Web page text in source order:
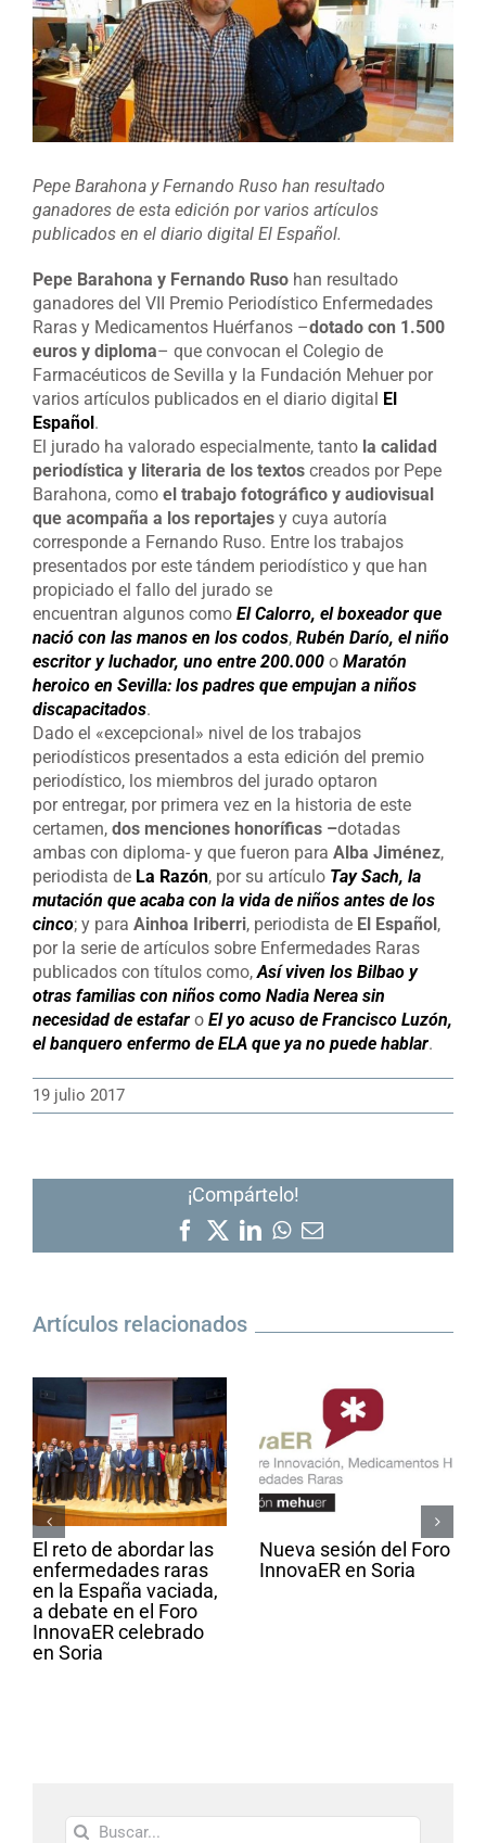
Pepe Barahona y Fernando Ruso han resultado
ganadores de esta edición por varios artículos
publicados en el diario digital El Español.
Pepe Barahona y Fernando Ruso han resultado
ganadores del VII Premio Periodístico Enfermedades
Raras y Medicamentos Huérfanos –dotado con 1.500
euros y diploma– que convocan el Colegio de
Farmacéuticos de Sevilla y la Fundación Mehuer por
varios artículos publicados en el diario digital El
Español.
El jurado ha valorado especialmente, tanto la calidad
periodística y literaria de los textos creados por Pepe
Barahona, como el trabajo fotográfico y audiovisual
que acompaña a los reportajes y cuya autoría
corresponde a Fernando Ruso. Entre los trabajos
presentados por este tándem periodístico y que han
propiciado el fallo del jurado se
encuentran algunos como El Calorro, el boxeador que
nació con las manos en los codos, Rubén Darío, el niño
escritor y luchador, uno entre 200.000 o Maratón
heroico en Sevilla: los padres que empujan a niños
discapacitados.
Dado el «excepcional» nivel de los trabajos
periodísticos presentados a esta edición del premio
periodístico, los miembros del jurado optaron
por entregar, por primera vez en la historia de este
certamen, dos menciones honoríficas –dotadas
ambas con diploma- y que fueron para Alba Jiménez,
periodista de La Razón, por su artículo Tay Sach, la
mutación que acaba con la vida de niños antes de los
cinco; y para Ainhoa Iriberri, periodista de El Español,
por la serie de artículos sobre Enfermedades Raras
publicados con títulos como, Así viven los Bilbao y
otras familias con niños como Nadia Nerea sin
necesidad de estafar o El yo acuso de Francisco Luzón,
el banquero enfermo de ELA que ya no puede hablar.
19 julio 2017
¡Compártelo!
Facebook
X LinkedIn
WhatsApp
Correo
electrónico
Artículos relacionados
El reto de abordar las
enfermedades raras
en la España vaciada,
a debate en el Foro
InnovaER celebrado
en Soria
Nueva sesión del Foro
InnovaER en Soria
Buscar: